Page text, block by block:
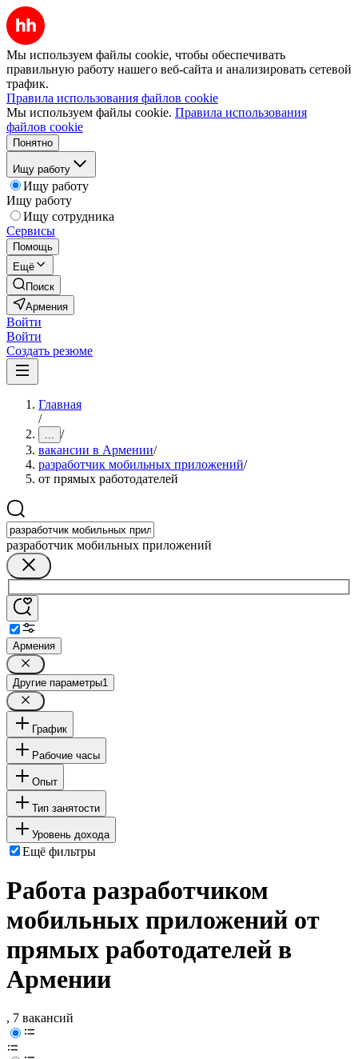
Мы используем файлы cookie, чтобы обеспечивать
правильную работу нашего веб-сайта и анализировать сетевой
трафик.
Правила использования файлов cookie
Мы используем файлы cookie. Правила использования
файлов cookie
Понятно
Ищу работу
Ищу работу
Ищу работу
Ищу сотрудника
Сервисы
Помощь
Ещё
Поиск
Армения
Войти
Войти
Создать резюме
Главная
/
... /
вакансии в Армении/
разработчик мобильных приложений/
от прямых работодателей
разработчик мобильных приложений
Армения
Другие параметры1
График
Рабочие часы
Опыт
Тип занятости
Уровень дохода
Ещё фильтры
Работа разработчиком
мобильных приложений от
прямых работодателей в
Армении
, 7 вакансий